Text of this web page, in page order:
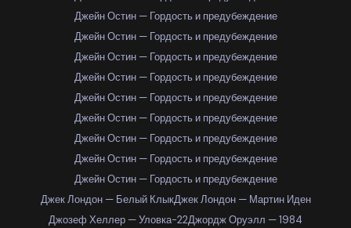
Джейн Остин — Гордость и предубеждение
Джейн Остин — Гордость и предубеждение
Джейн Остин — Гордость и предубеждение
Джейн Остин — Гордость и предубеждение
Джейн Остин — Гордость и предубеждение
Джейн Остин — Гордость и предубеждение
Джейн Остин — Гордость и предубеждение
Джейн Остин — Гордость и предубеждение
Джейн Остин — Гордость и предубеждение
Джек Лондон — Белый КлыкДжек Лондон — Мартин Иден
Джозеф Хеллер — Уловка-22Джордж Оруэлл — 1984